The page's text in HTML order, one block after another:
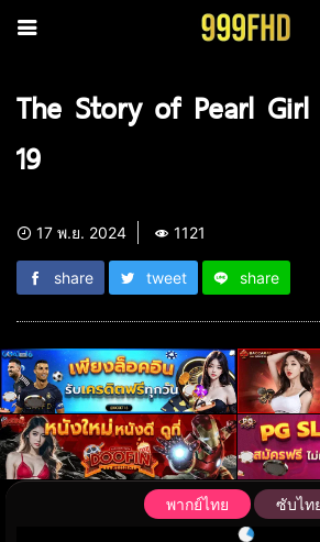
The Story of Pearl Girl
19
17 พ.ย. 2024 1121
share tweet share
พากย์ไทย ซับไท